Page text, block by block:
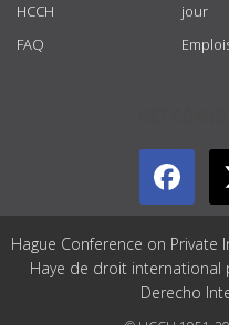
HCCH
FAQ
jour
Hague Conference on Private
Haye de droit international
Derecho